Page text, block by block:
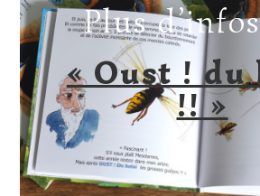
Plus
« Oust ! du
!! »